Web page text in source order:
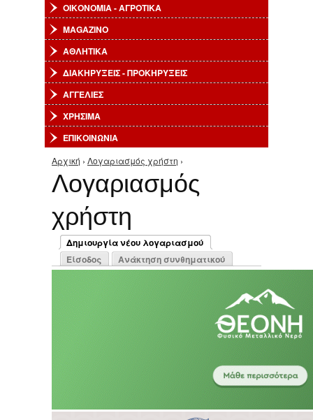
ΟΙΚΟΝΟΜΙΑ - ΑΓΡΟΤΙΚΑ
MAGAZINO
ΑΘΛΗΤΙΚΑ
ΔΙΑΚΗΡΥΞΕΙΣ - ΠΡΟΚΗΡΥΞΕΙΣ
ΑΓΓΕΛΙΕΣ
ΧΡΗΣΙΜΑ
ΕΠΙΚΟΙΝΩΝΙΑ
Είστε εδώ
Αρχική › Λογαριασμός χρήστη ›
Λογαριασμός
χρήστη
Πρωτεύουσες καρτέλες
Δημιουργία νέου λογαριασμού
(ενεργή καρτέλα)
Είσοδος Ανάκτηση συνθηματικού